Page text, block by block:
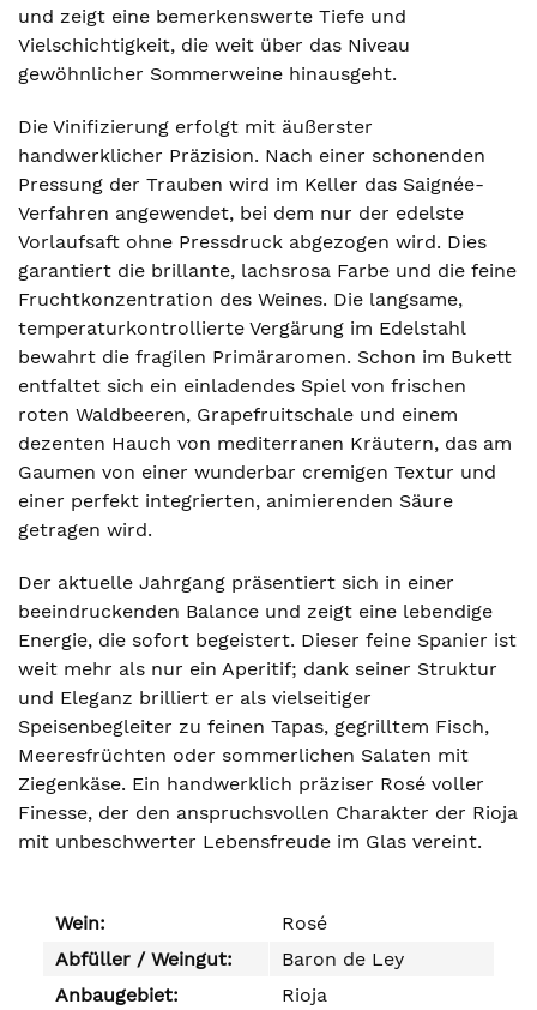
und zeigt eine bemerkenswerte Tiefe und
Vielschichtigkeit, die weit über das Niveau
gewöhnlicher Sommerweine hinausgeht.
Die Vinifizierung erfolgt mit äußerster
handwerklicher Präzision. Nach einer schonenden
Pressung der Trauben wird im Keller das Saignée-
Verfahren angewendet, bei dem nur der edelste
Vorlaufsaft ohne Pressdruck abgezogen wird. Dies
garantiert die brillante, lachsrosa Farbe und die feine
Fruchtkonzentration des Weines. Die langsame,
temperaturkontrollierte Vergärung im Edelstahl
bewahrt die fragilen Primäraromen. Schon im Bukett
entfaltet sich ein einladendes Spiel von frischen
roten Waldbeeren, Grapefruitschale und einem
dezenten Hauch von mediterranen Kräutern, das am
Gaumen von einer wunderbar cremigen Textur und
einer perfekt integrierten, animierenden Säure
getragen wird.
Der aktuelle Jahrgang präsentiert sich in einer
beeindruckenden Balance und zeigt eine lebendige
Energie, die sofort begeistert. Dieser feine Spanier ist
weit mehr als nur ein Aperitif; dank seiner Struktur
und Eleganz brilliert er als vielseitiger
Speisenbegleiter zu feinen Tapas, gegrilltem Fisch,
Meeresfrüchten oder sommerlichen Salaten mit
Ziegenkäse. Ein handwerklich präziser Rosé voller
Finesse, der den anspruchsvollen Charakter der Rioja
mit unbeschwerter Lebensfreude im Glas vereint.
Wein:
Rosé
Abfüller / Weingut:
Baron de Ley
Anbaugebiet:
Rioja